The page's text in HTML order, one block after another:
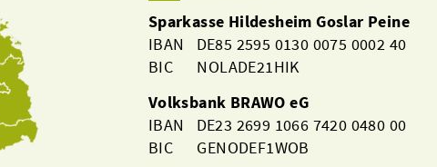
Sparkasse Hildesheim Goslar Peine
IBAN DE85 2595 0130 0075 0002 40
BIC NOLADE21HIK
Volksbank BRAWO eG
IBAN DE23 2699 1066 7420 0480 00
BIC GENODEF1WOB